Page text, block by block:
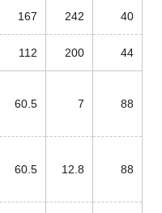
167 242 40
112 200 44
60.5 7 88
60.5 12.8 88